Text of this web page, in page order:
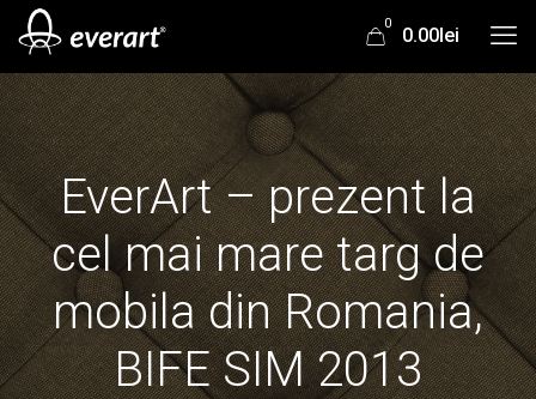
0
0.00lei
EverArt – prezent la
cel mai mare targ de
mobila din Romania,
BIFE SIM 2013